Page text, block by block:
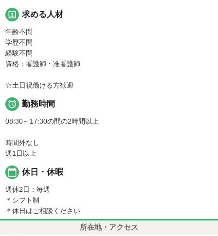
portrait 求める人材
年齢不問
学歴不問
経験不問
資格：看護師・准看護師
☆土日祝働ける方歓迎
 勤務時間
08:30～17:30の間の2時間以上
時間外なし
週1日以上
calendar_today 休日・休暇
週休2日：毎週
＊シフト制
＊休日はご相談ください
所在地・アクセス